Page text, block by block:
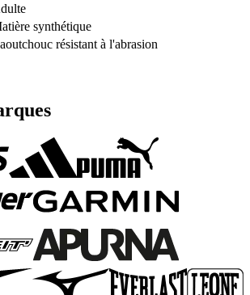
synthétique
résistant à l'abrasion